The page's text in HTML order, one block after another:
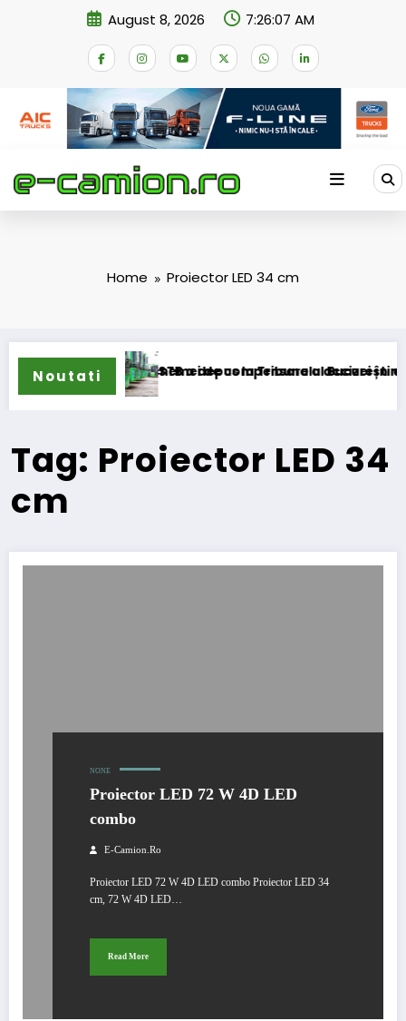
August 8, 2026 7:26:07 AM
Home Proiector LED 34 cm
Noutatischemei de compensare a accizei în
STB a depus la Tribunalul București
Tag: Proiector LED 34
cm
NONE
Proiector LED 72 W 4D LED
combo
E-Camion.ro
Proiector LED 72 W 4D LED combo Proiector LED 34
cm, 72 W 4D LED…
Read More